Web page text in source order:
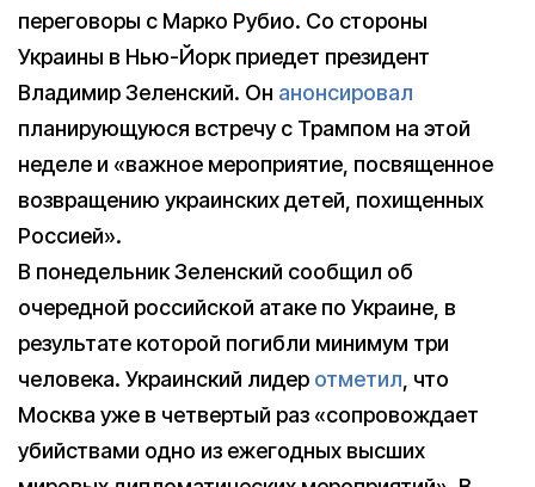
переговоры с Марко Рубио. Со стороны
Украины в Нью-Йорк приедет президент
Владимир Зеленский. Он анонсировал
планирующуюся встречу с Трампом на этой
неделе и «важное мероприятие, посвященное
возвращению украинских детей, похищенных
Россией».
В понедельник Зеленский сообщил об
очередной российской атаке по Украине, в
результате которой погибли минимум три
человека. Украинский лидер отметил, что
Москва уже в четвертый раз «сопровождает
убийствами одно из ежегодных высших